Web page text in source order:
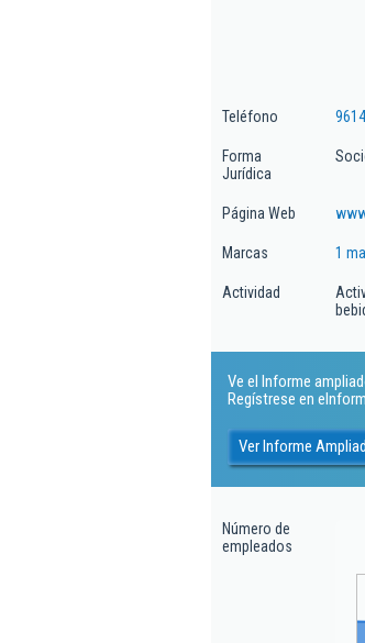
Teléfono
Forma
Jurídica
Página Web
Marcas 1
Actividad
Ve el Informe
Regístrese en
Ver Informe
Número de
empleados